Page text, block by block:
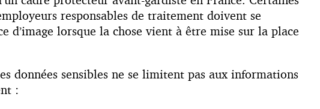
responsables de traitement doivent se
lorsque la chose vient à être mise sur la place
données sensibles ne se limitent pas aux informations
: